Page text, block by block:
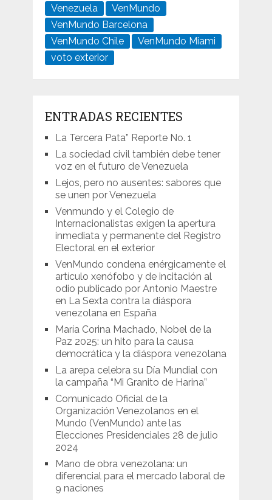
Venezuela
VenMundo
VenMundo Barcelona
VenMundo Chile
VenMundo Miami
voto exterior
ENTRADAS RECIENTES
La Tercera Pata” Reporte No. 1
La sociedad civil también debe tener
voz en el futuro de Venezuela
Lejos, pero no ausentes: sabores que
se unen por Venezuela
Venmundo y el Colegio de
Internacionalistas exigen la apertura
inmediata y permanente del Registro
Electoral en el exterior
VenMundo condena enérgicamente el
artículo xenófobo y de incitación al
odio publicado por Antonio Maestre
en La Sexta contra la diáspora
venezolana en España
María Corina Machado, Nobel de la
Paz 2025: un hito para la causa
democrática y la diáspora venezolana
La arepa celebra su Día Mundial con
la campaña “Mi Granito de Harina”
Comunicado Oficial de la
Organización Venezolanos en el
Mundo (VenMundo) ante las
Elecciones Presidenciales 28 de julio
2024
Mano de obra venezolana: un
diferencial para el mercado laboral de
9 naciones